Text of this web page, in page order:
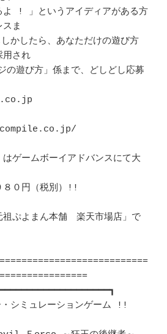
よ ! 」というアイディアがある方
ま
かしたら、あなただけの遊び方
用され
遊び方」係まで、どしどし応募
はゲームボーイアドバンスにて大
８０円（税別）!!
ぷよまん本舗　楽天市場店」で
シミュレーションゲーム !!